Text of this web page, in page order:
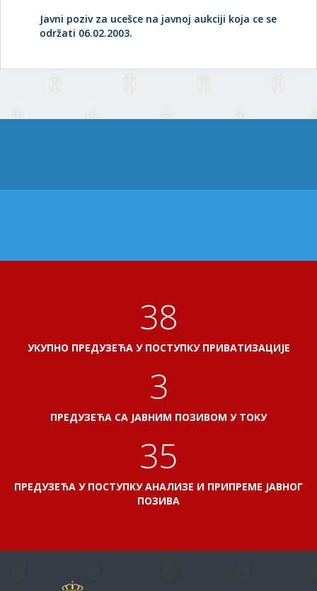
Javni poziv za ucešce na javnoj aukciji koja ce se
održati 06.02.2003.
41
УКУПНО ПРЕДУЗЕЋА У ПОСТУПКУ ПРИВАТИЗАЦИЈЕ
3
ПРЕДУЗЕЋА СА ЈАВНИМ ПОЗИВОМ У ТОКУ
38
ПРЕДУЗЕЋА У ПОСТУПКУ АНАЛИЗЕ И ПРИПРЕМЕ ЈАВНОГ
ПОЗИВА